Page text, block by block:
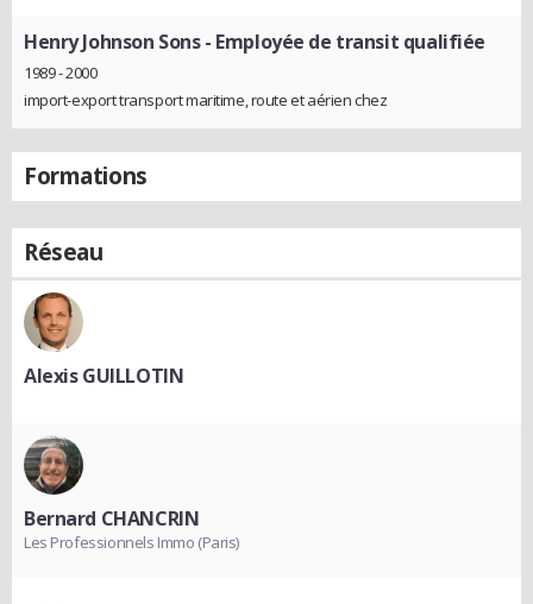
Henry Johnson Sons- Employée de transit qualifiée
1989 - 2000
import-export transport maritime, route et aérien chez
Formations
Réseau
Alexis GUILLOTIN
Bernard CHANCRIN
Les Professionnels Immo (Paris)